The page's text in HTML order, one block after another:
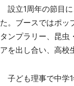
設立1周年の節目
た。ブースではポッ
タンプラリー、昆虫
アを出し合い、高校
子ども理事で中学